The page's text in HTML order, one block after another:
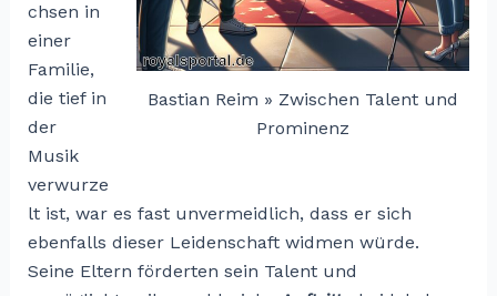
Bastian Reim » Zwischen Talent und
Prominenz
chsen in
einer
Familie,
die tief in
der
Musik
verwurze
lt ist, war es fast unvermeidlich, dass er sich
ebenfalls dieser Leidenschaft widmen würde.
Seine Eltern förderten sein Talent und